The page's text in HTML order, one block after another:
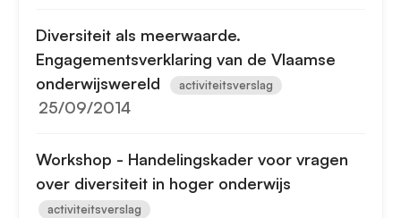
Diversiteit als meerwaarde.
Engagementsverklaring van de Vlaamse
onderwijswereld
activiteitsverslag
25/09/2014
Workshop - Handelingskader voor vragen
over diversiteit in hoger onderwijs
activiteitsverslag